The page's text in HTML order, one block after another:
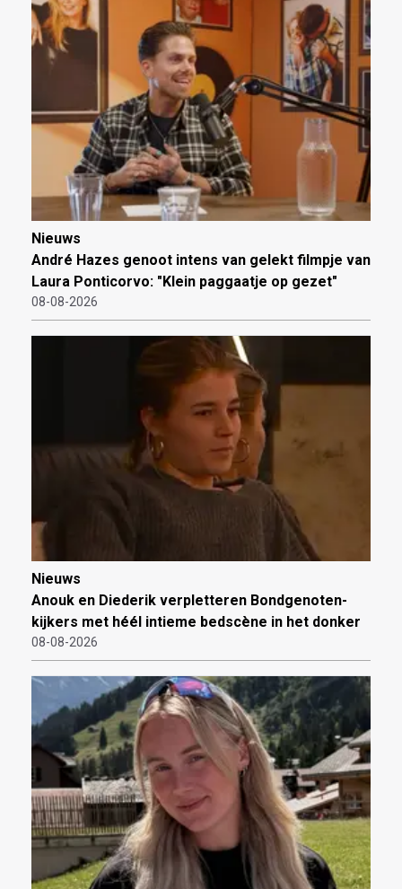
Nieuws
André Hazes genoot intens van gelekt filmpje van
Laura Ponticorvo: "Klein paggaatje op gezet"
08-08-2026
Nieuws
Anouk en Diederik verpletteren Bondgenoten-
kijkers met héél intieme bedscène in het donker
08-08-2026